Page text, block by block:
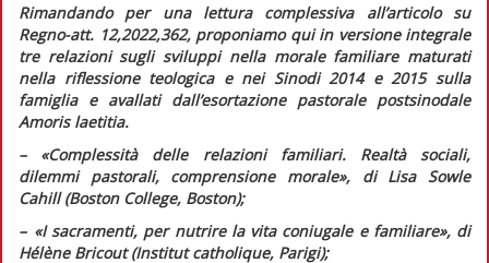
Rimandando per una lettura complessiva all’articolo su
Regno-att. 12,2022,362, proponiamo qui in versione integrale
tre relazioni sugli sviluppi nella morale familiare maturati
nella riflessione teologica e nei Sinodi 2014 e 2015 sulla
famiglia e avallati dall’esortazione pastorale postsinodale
Amoris laetitia.
– «Complessità delle relazioni familiari. Realtà sociali,
dilemmi pastorali, comprensione morale», di Lisa Sowle
Cahill (Boston College, Boston);
– «I sacramenti, per nutrire la vita coniugale e familiare», di
Hélène Bricout (Institut catholique, Parigi);